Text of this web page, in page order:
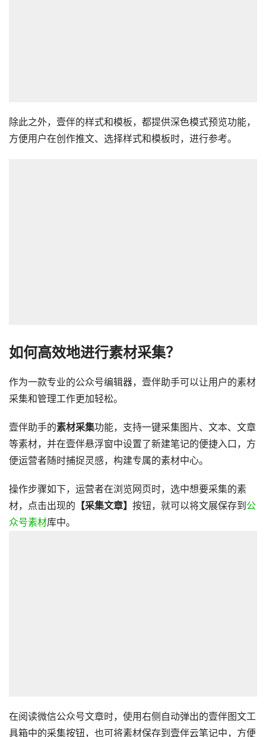
除此之外，壹伴的样式和模板，都提供深色模式预览功能，
方便用户在创作推文、选择样式和模板时，进行参考。
如何高效地进行素材采集？
作为一款专业的公众号编辑器，壹伴助手可以让用户的素材
采集和管理工作更加轻松。
壹伴助手的素材采集功能，支持一键采集图片、文本、文章
等素材，并在壹伴悬浮窗中设置了新建笔记的便捷入口，方
便运营者随时捕捉灵感，构建专属的素材中心。
操作步骤如下，运营者在浏览网页时，选中想要采集的素
材，点击出现的 【采集文章】 按钮，就可以将文展保存到 公
众号素材库中。
在阅读微信公众号文章时，使用右侧自动弹出的壹伴图文工
具箱中的采集按钮，也可将素材保存到壹伴云笔记中，方便